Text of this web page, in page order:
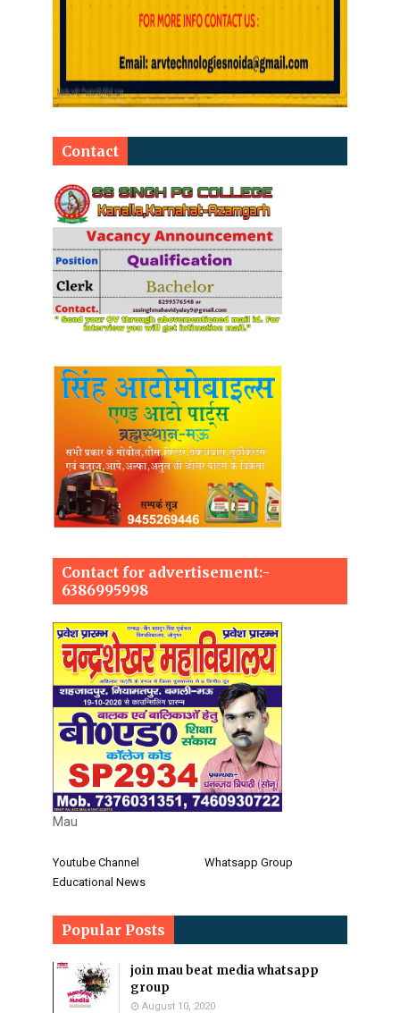
Contact
Contact for advertisement:-
6386995998
Mau
Youtube Channel
Whatsapp Group
Educational News
Popular Posts
join mau beat media whatsapp
group
August 10, 2020